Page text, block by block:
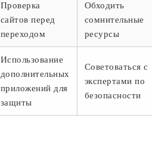
Проверка
сайтов перед
переходом
Обходить
сомнительные
ресурсы
Использование
дополнительных
приложений для
защиты
Советоваться с
экспертами по
безопасности